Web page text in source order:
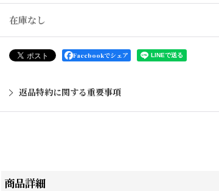
在庫なし
Facebookでシェア
返品特約に関する重要事項
商品詳細